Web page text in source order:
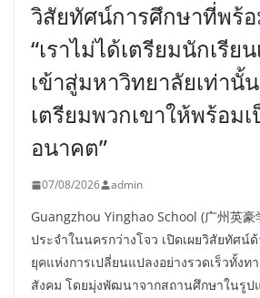
วิสัยทัศน์การศึกษาที่พร้
“เราไม่ได้เตรียมนักเรีย
เข้าสู่มหาวิทยาลัยเท่านั้
เตรียมพวกเขาให้พร้อม
อนาคต”
07/08/2026 admin
Guangzhou Yinghao School (广州英豪
ประจำในนครกว่างโจว เปิดเผยวิสัยทัศน์
ยุคแห่งการเปลี่ยนแปลงอย่างรวดเร็วทั้งท
สังคม โดยมุ่งพัฒนาจากสถานศึกษาในรูป